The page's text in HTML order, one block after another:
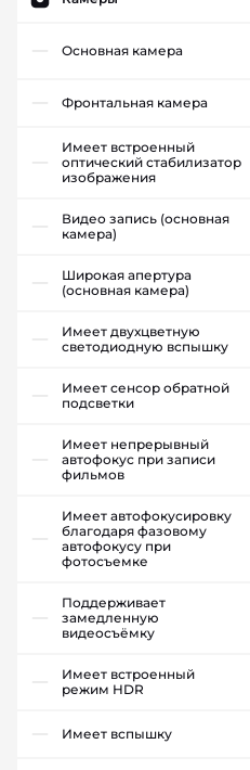
Основная камера
Фронтальная камера
Имеет встроенный
оптический стабилизатор
изображения
Видео запись (основная
камера)
Широкая апертура
(основная камера)
Имеет двухцветную
светодиодную вспышку
Имеет сенсор обратной
подсветки
Имеет непрерывный
автофокус при записи
фильмов
Имеет автофокусировку
благодаря фазовому
автофокусу при
фотосъемке
Поддерживает
замедленную
видеосъёмку
Имеет встроенный
режим HDR
Имеет вспышку